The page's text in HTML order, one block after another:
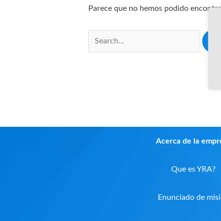
Parece que no hemos podido
Acerca de la
Que es YRA?
Enunciado de